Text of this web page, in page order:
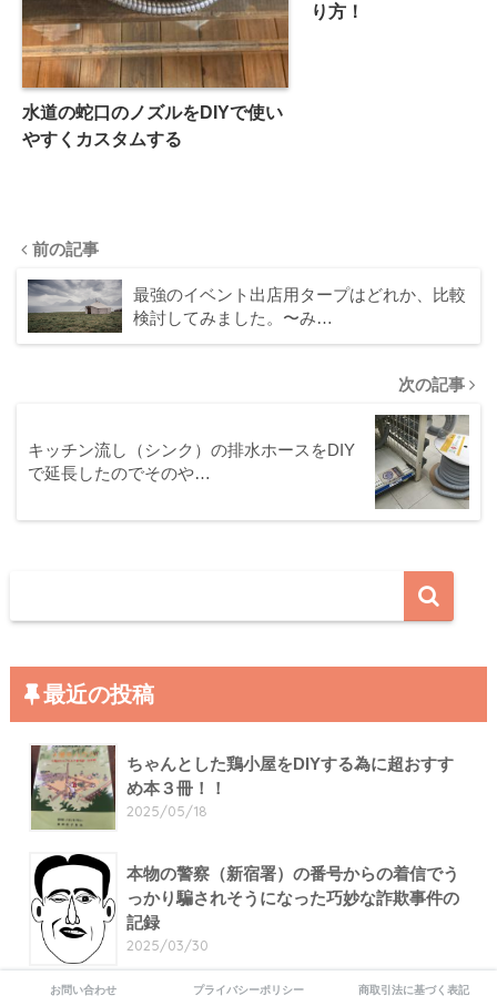
水道の蛇口のノズルをDIYで使い
やすくカスタムする
り方！
前の記事
最強のイベント出店用タープはどれか、比較
検討してみました。〜み…
次の記事
キッチン流し（シンク）の排水ホースをDIY
で延長したのでそのや…
最近の投稿
ちゃんとした鶏小屋をDIYする為に超おすす
め本３冊！！
2025/05/18
本物の警察（新宿署）の番号からの着信でう
っかり騙されそうになった巧妙な詐欺事件の
記録
2025/03/30
最安で通話SIMカードを持てるPOVOを契約
お問い合わせ プライバシーポリシー 商取引法に基づく表記